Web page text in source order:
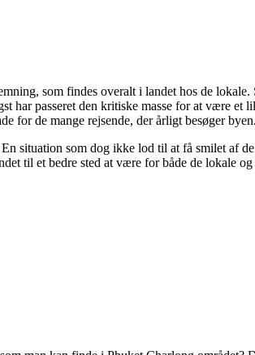
som findes overalt i landet hos de
passeret den kritiske masse for at være et
for de mange rejsende, der årligt besøger byen.
situation som dog ikke lod til at få smilet af
til et bedre sted at være for både de lokale